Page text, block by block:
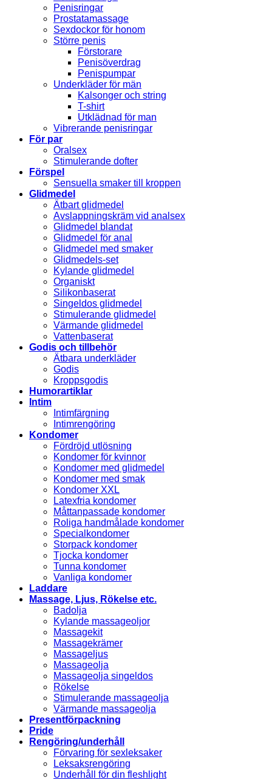
Penisringar
Prostatamassage
Sexdockor för honom
Större penis
Förstorare
Penisöverdrag
Penispumpar
Underkläder för män
Kalsonger och string
T-shirt
Utklädnad för man
Vibrerande penisringar
För par
Oralsex
Stimulerande dofter
Förspel
Sensuella smaker till kroppen
Glidmedel
Ätbart glidmedel
Avslappningskräm vid analsex
Glidmedel blandat
Glidmedel för anal
Glidmedel med smaker
Glidmedels-set
Kylande glidmedel
Organiskt
Silikonbaserat
Singeldos glidmedel
Stimulerande glidmedel
Värmande glidmedel
Vattenbaserat
Godis och tillbehör
Ätbara underkläder
Godis
Kroppsgodis
Humorartiklar
Intim
Intimfärgning
Intimrengöring
Kondomer
Fördröjd utlösning
Kondomer för kvinnor
Kondomer med glidmedel
Kondomer med smak
Kondomer XXL
Latexfria kondomer
Måttanpassade kondomer
Roliga handmålade kondomer
Specialkondomer
Storpack kondomer
Tjocka kondomer
Tunna kondomer
Vanliga kondomer
Laddare
Massage, Ljus, Rökelse etc.
Badolja
Kylande massageoljor
Massagekit
Massagekrämer
Massageljus
Massageolja
Massageolja singeldos
Rökelse
Stimulerande massageolja
Värmande massageolja
Presentförpackning
Pride
Rengöring/underhåll
Förvaring för sexleksaker
Leksaksrengöring
Underhåll för din fleshlight